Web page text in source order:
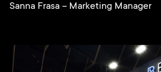
Sanna Frasa – Marketing Manager